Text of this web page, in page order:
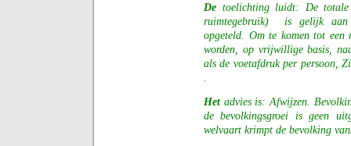
De toelichting luidt: De
ruimtegebruik)
is gelijk aan
opgeteld. Om te komen tot een
worden, op vrijwillige basis,
als de voetafdruk per persoon,
.
Hetadvies is: Afwijzen.
de bevolkingsgroei is geen
welvaart krimpt de bevolking